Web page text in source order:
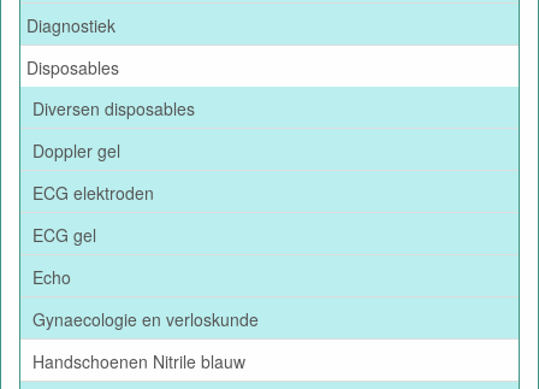
Diagnostiek
Disposables
Diversen disposables
Doppler gel
ECG elektroden
ECG gel
Echo
Gynaecologie en verloskunde
Handschoenen Nitrile blauw